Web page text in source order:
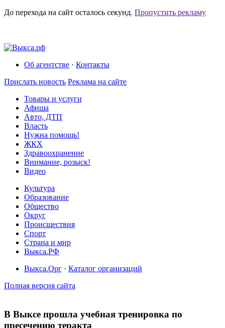
До перехода на сайт осталось секунд. Пропустить рекламу
Об агентстве · Контакты
Прислать новость Реклама на сайте
Товары и услуги
Афиша
Авто, ДТП
Власть
Нужна помощь!
ЖКХ
Здравоохранение
Внимание, розыск!
Видео
Культура
Образование
Общество
Округ
Происшествия
Спорт
Страна и мир
Выкса.РФ
Выкса.Орг · Каталог организаций
Полная версия сайта
В Выксе прошла учебная тренировка по
пресечению теракта